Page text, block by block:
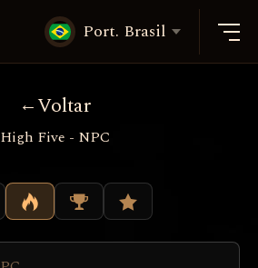
Port. Brasil
Voltar
High Five - NPC